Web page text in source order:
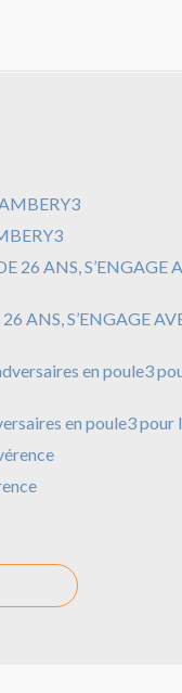
ANS, S’ENGAGE
en poule3 pour